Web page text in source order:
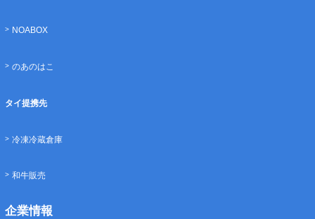
NOABOX
のあのはこ
タイ提携先
冷凍冷蔵倉庫
和牛販売
企業情報